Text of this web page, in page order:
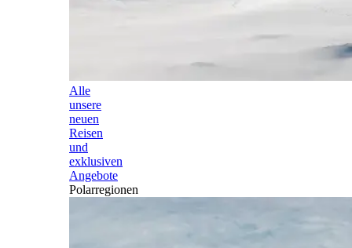
Alle
unsere
neuen
Reisen
und
exklusiven
Angebote
Polarregionen